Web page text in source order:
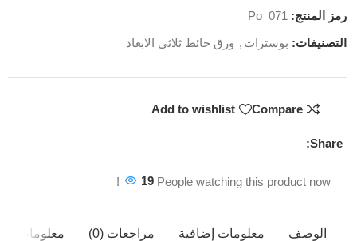
رمز المنتج: Po_071
التصنيفات: بوسترات , ورق حائط ثلاثى الابعاد
Compare
Add to wishlist
Share:
19 People watching this product now!
الوصف معلومات إضافية مراجعات (0) معلومات